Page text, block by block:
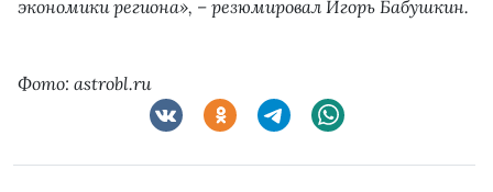
экономики региона», – резюмировал Игорь Бабушкин.
Фото: astrobl.ru